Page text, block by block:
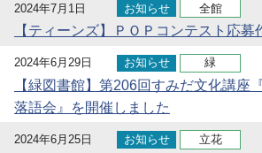
2024年7月1日 お知らせ 全館
【ティーンズ】ＰＯＰコンテスト応募
2024年6月29日 お知らせ 緑
【緑図書館】第206回すみだ文化講座
落語会』を開催しました
2024年6月25日 お知らせ 立花